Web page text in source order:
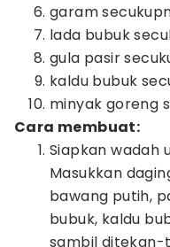
garam
lada bubuk
gula pasir
kaldu bubuk
minyak goreng
Cara membuat:
Siapkan wadah
Masukkan
bawang putih,
bubuk, kaldu
sambil ditekan-